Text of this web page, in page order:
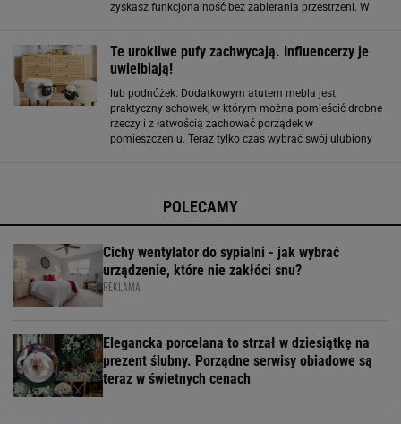
zyskasz funkcjonalność bez zabierania przestrzeni. W
Te urokliwe pufy zachwycają. Influencerzy je
uwielbiają!
lub podnóżek. Dodatkowym atutem mebla jest
praktyczny schowek, w którym można pomieścić drobne
rzeczy i z łatwością zachować porządek w
pomieszczeniu. Teraz tylko czas wybrać swój ulubiony
POLECAMY
Cichy wentylator do sypialni - jak wybrać
urządzenie, które nie zakłóci snu?
REKLAMA
Elegancka porcelana to strzał w dziesiątkę na
prezent ślubny. Porządne serwisy obiadowe są
teraz w świetnych cenach